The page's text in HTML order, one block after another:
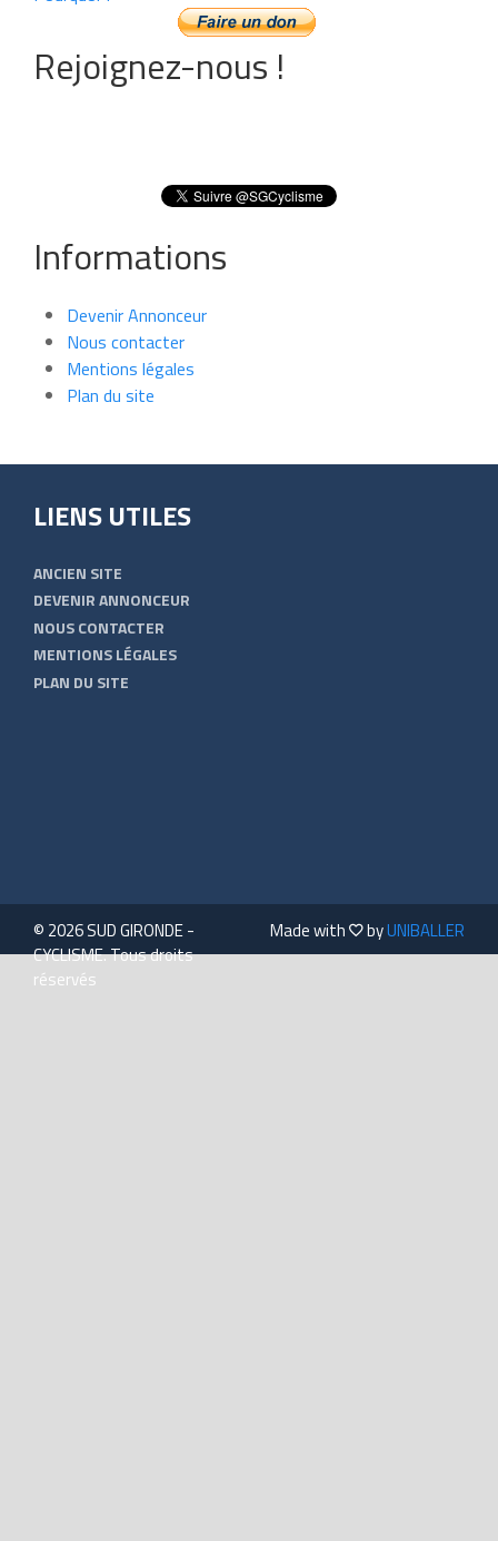
Rejoignez-nous !
Informations
Devenir Annonceur
Nous contacter
Mentions légales
Plan du site
LIENS UTILES
ANCIEN SITE
DEVENIR ANNONCEUR
NOUS CONTACTER
MENTIONS LÉGALES
PLAN DU SITE
© 2026 SUD GIRONDE -
CYCLISME. Tous droits
réservés
Made with byUNIBALLER